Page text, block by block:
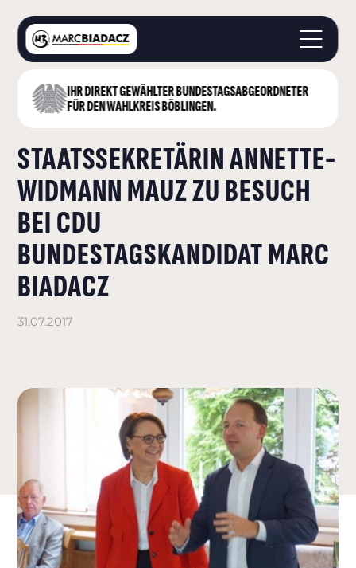
IHR DIREKT GEWÄHLTER BUNDESTAGS­ABGEORDNETER
FÜR DEN WAHLKREIS BÖBLINGEN.
STARTSEITE
LANDKREIS BÖBLINGEN
DEUTSCHER BUNDESTAG
AKTUELLES
STAATSSEKRETÄRIN ANNETTE-
WIDMANN MAUZ ZU BESUCH
BEI CDU
BUNDESTAGSKANDIDAT MARC
BIADACZ
31.07.2017